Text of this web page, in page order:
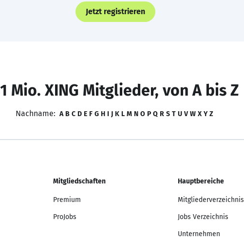
Jetzt registrieren
Mio. XING Mitglieder, von A bis Z
Nachname: A B C D E F G H I J K L M N O P Q R S T U V W X Y Z
Mitgliedschaften
Premium
ProJobs
Hauptbereiche
Mitgliederverzeichnis
Jobs Verzeichnis
Unternehmen